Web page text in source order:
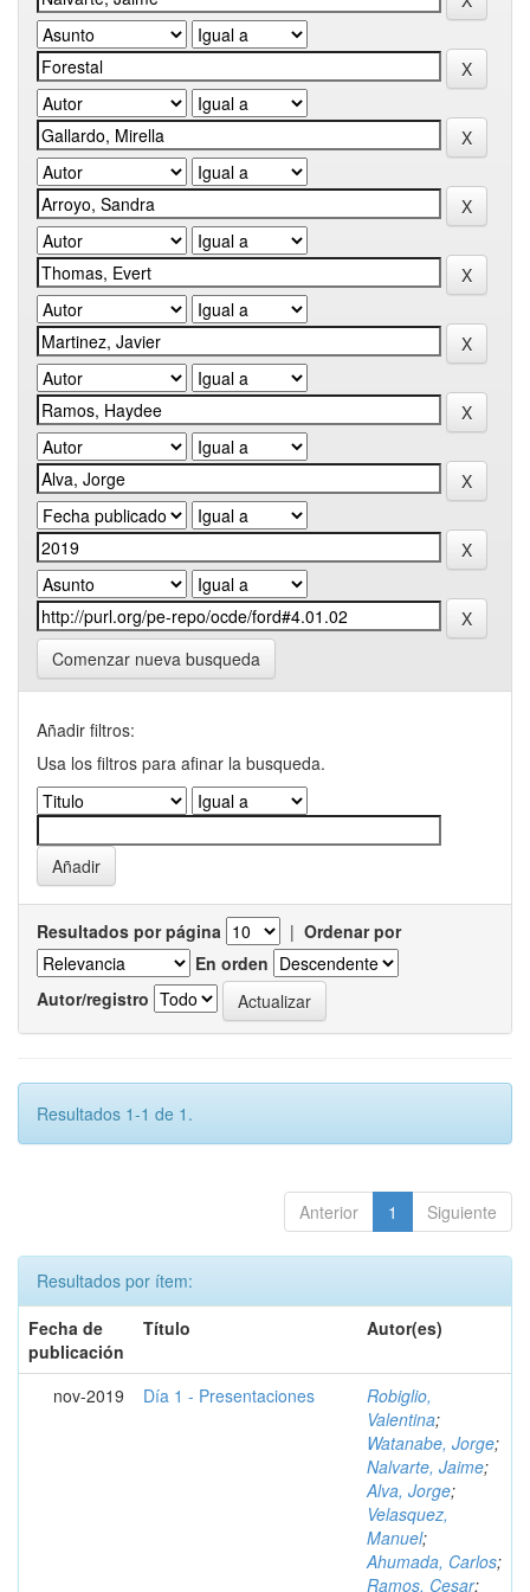
Comenzar nueva busqueda
Añadir filtros:
Usa los filtros para afinar la busqueda.
Resultados por página | Ordenar por
En orden
Autor/registro
Resultados 1-1 de 1.
Anterior 1 Siguiente
Resultados por ítem:
Fecha de
publicación
Título Autor(es)
nov-2019 Día 1 - Presentaciones
Robiglio,
Valentina;
Watanabe, Jorge;
Nalvarte, Jaime;
Alva, Jorge;
Velasquez,
Manuel;
Ahumada, Carlos;
Ramos, Cesar;